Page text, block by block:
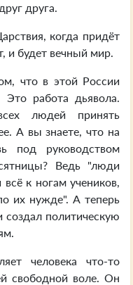
друга.
когда придёт
и будет вечный мир.
что в этой России
работа дьявола.
людей принять
А вы знаете, что на
под руководством
Ведь "люди
к ногам учеников,
их нужде". А теперь
создал политическую
человека что-то
свободной воле. Он